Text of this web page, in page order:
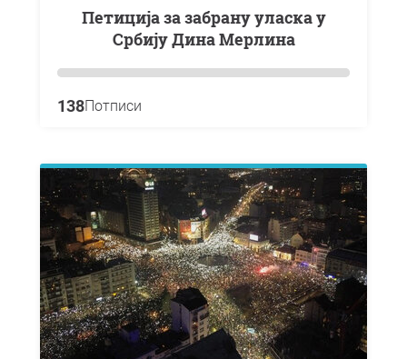
Петиција за забрану уласка у
Србију Дина Мерлина
138Потписи